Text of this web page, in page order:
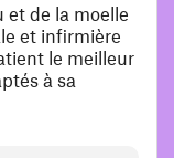
et de la moelle
et infirmière
le meilleur
à sa